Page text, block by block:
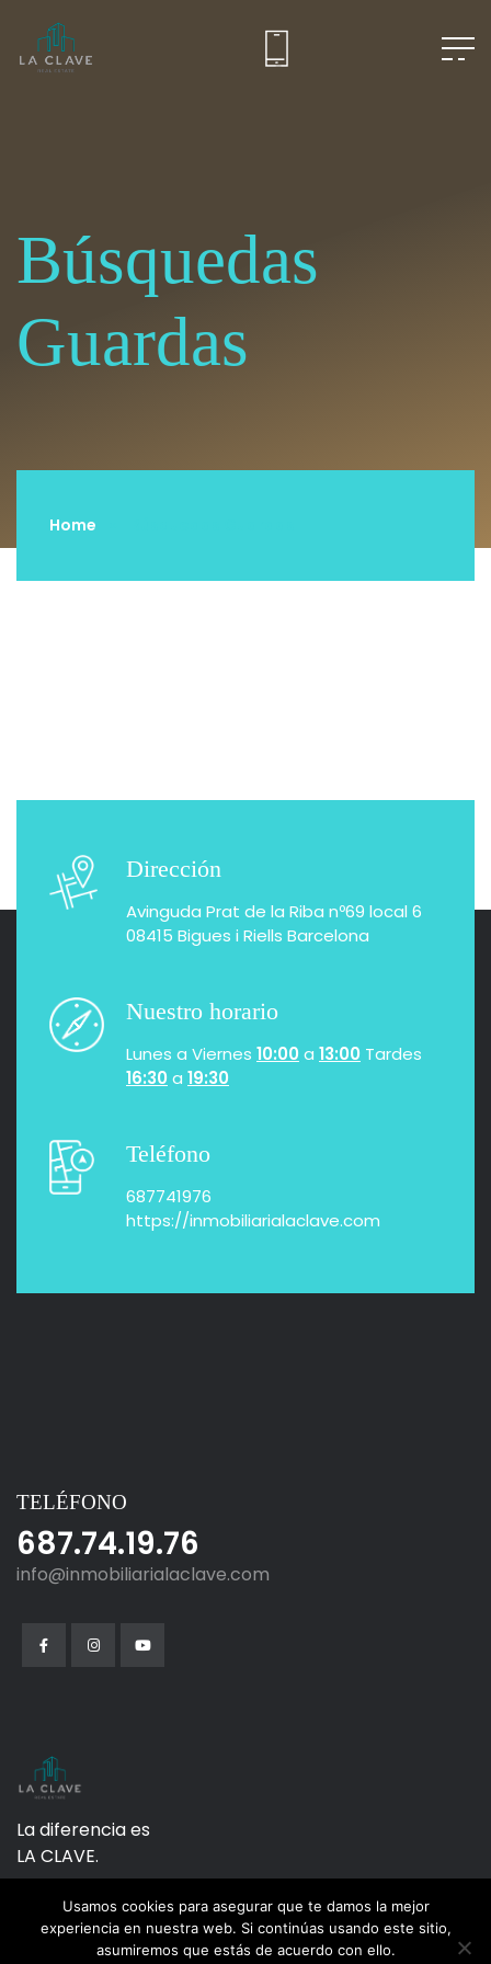
Búsquedas
Guardas
Home
Dirección
Avinguda Prat de la Riba nº69 local 6
08415 Bigues i Riells Barcelona
Nuestro horario
Lunes a Viernes 10:00 a 13:00 Tardes
16:30 a 19:30
Teléfono
687741976
https://inmobiliarialaclave.com
TELÉFONO
687.74.19.76
info@inmobiliarialaclave.com
La diferencia es
LA CLAVE.
Usamos cookies para asegurar que te damos la mejor
experiencia en nuestra web. Si continúas usando este sitio,
asumiremos que estás de acuerdo con ello.